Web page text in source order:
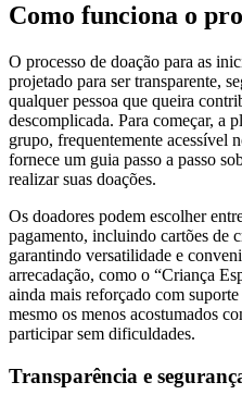
Como funciona o
O processo de doação para as
projetado para ser transparente,
qualquer pessoa que queira
descomplicada. Para começar, a
grupo, frequentemente acessível
fornece um guia passo a passo
realizar suas doações.
Os doadores podem escolher
pagamento, incluindo cartões de
garantindo versatilidade e
arrecadação, como o “Criança
ainda mais reforçado com
mesmo os menos acostumados
participar sem dificuldades.
Transparência e